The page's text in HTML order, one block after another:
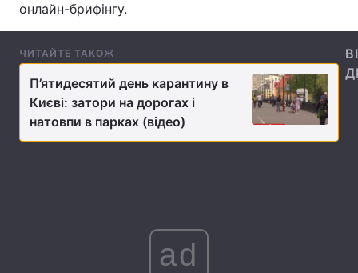
Техно і зв'язок Лайт
Зброя Інциденти
онлайн-брифінгу.
ЧИТАЙТЕ ТАКОЖ
П’ятидесятий день карантину в
Києві: затори на дорогах і
натовпи в парках (відео)
ad